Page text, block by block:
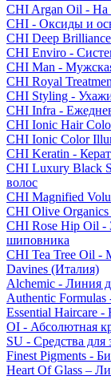
CHI Argan Oil - На
CHI - Оксиды и
CHI Deep
CHI Enviro -
CHI Man -
CHI Royal
CHI Styling -
CHI Infra -
CHI Ionic Hair
CHI Ionic Color
CHI Keratin -
CHI Luxury Black
волос
CHI Magnified
CHI Olive Organics
CHI Rose Hip Oil -
шиповника
CHI Tea Tree Oil -
Davines (Италия)
Alchemic - Линия
Authentic Formulas
Essential Haircare
OI - Абсолютная
SU - Средства
Finest Pigments -
Heart Of Glass –